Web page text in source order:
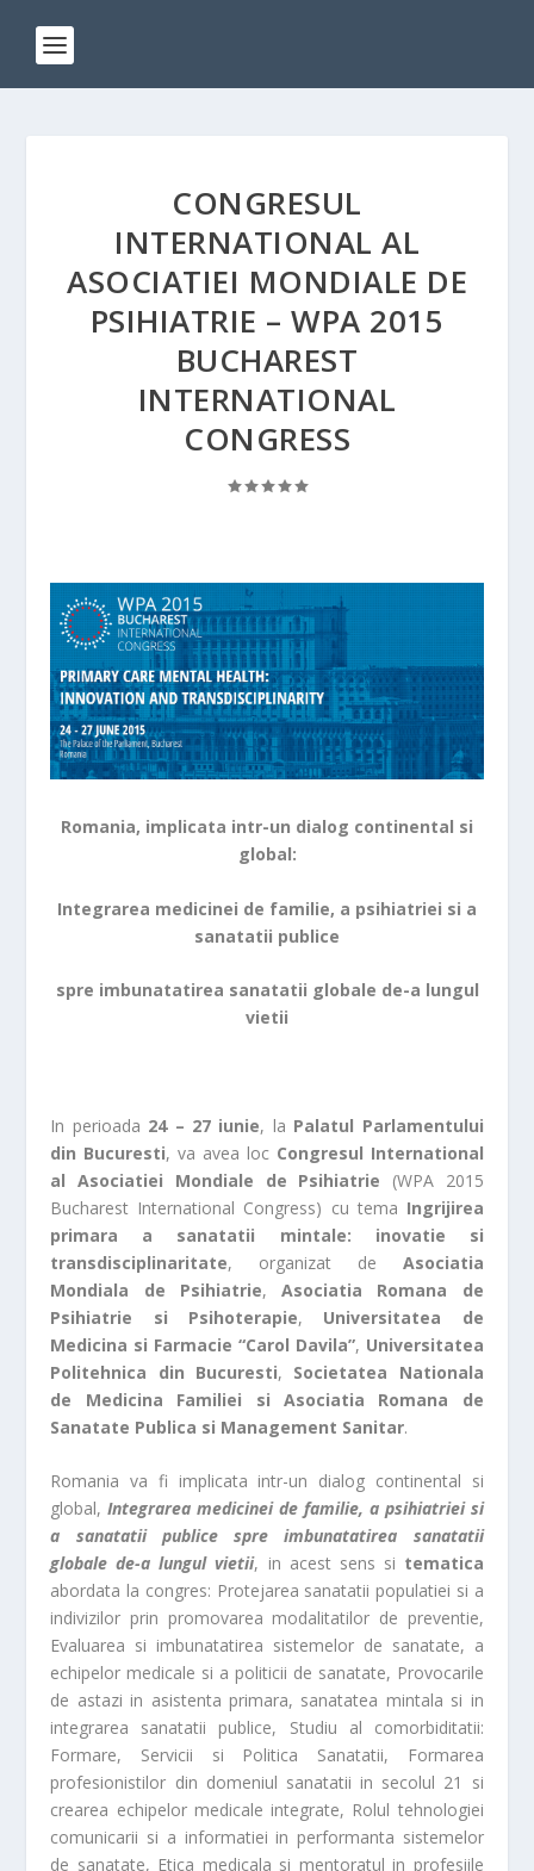
CONGRESUL
INTERNATIONAL AL
ASOCIATIEI MONDIALE DE
PSIHIATRIE – WPA 2015
BUCHAREST
INTERNATIONAL
CONGRESS
Romania, implicata intr-un dialog continental si
global:
Integrarea medicinei de familie, a psihiatriei si a
sanatatii publice
spre imbunatatirea sanatatii globale de-a lungul
vietii
In perioada 24 – 27 iunie, la Palatul Parlamentului
din Bucuresti, va avea loc Congresul International
al Asociatiei Mondiale de Psihiatrie (WPA 2015
Bucharest International Congress) cu tema Ingrijirea
primara a sanatatii mintale: inovatie si
transdisciplinaritate, organizat de Asociatia
Mondiala de Psihiatrie,Asociatia Romana de
Psihiatrie si Psihoterapie, Universitatea de
Medicina si Farmacie “Carol Davila”, Universitatea
Politehnica din Bucuresti, Societatea Nationala
de Medicina Familiei si Asociatia Romana de
Sanatate Publica si Management Sanitar.
Romania va fi implicata intr-un dialog continental si
global,Integrarea medicinei de familie, a psihiatriei si
a sanatatii publice spre imbunatatirea sanatatii
globale de-a lungul vietii, in acest sens si tematica
abordata la congres: Protejarea sanatatii populatiei si a
indivizilor prin promovarea modalitatilor de preventie,
Evaluarea si imbunatatirea sistemelor de sanatate, a
echipelor medicale si a politicii de sanatate, Provocarile
de astazi in asistenta primara, sanatatea mintala si in
integrarea sanatatii publice, Studiu al comorbiditatii:
Formare, Servicii si Politica Sanatatii, Formarea
profesionistilor din domeniul sanatatii in secolul 21 si
crearea echipelor medicale integrate, Rolul tehnologiei
comunicarii si a informatiei in performanta sistemelor
de sanatate, Etica medicala si mentoratul in profesiile